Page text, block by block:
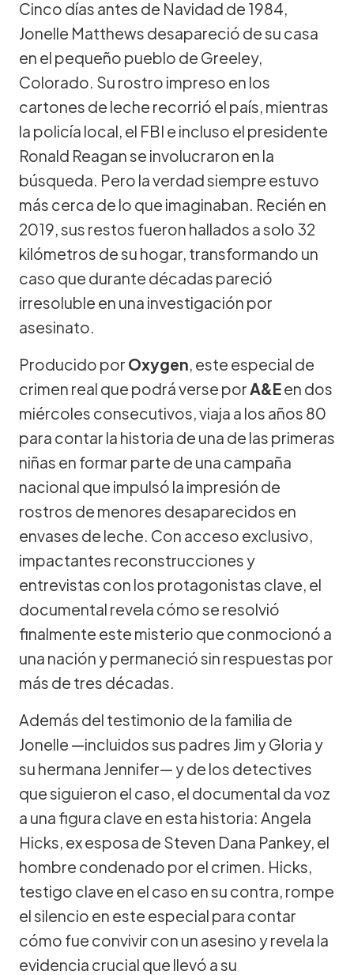
Cinco días antes de Navidad de 1984,
Jonelle Matthews desapareció de su casa
en el pequeño pueblo de Greeley,
Colorado. Su rostro impreso en los
cartones de leche recorrió el país, mientras
la policía local, el FBI e incluso el presidente
Ronald Reagan se involucraron en la
búsqueda. Pero la verdad siempre estuvo
más cerca de lo que imaginaban. Recién en
2019, sus restos fueron hallados a solo 32
kilómetros de su hogar, transformando un
caso que durante décadas pareció
irresoluble en una investigación por
asesinato.
Producido por Oxygen, este especial de
crimen real que podrá verse por A&Een dos
miércoles consecutivos, viaja a los años 80
para contar la historia de una de las primeras
niñas en formar parte de una campaña
nacional que impulsó la impresión de
rostros de menores desaparecidos en
envases de leche. Con acceso exclusivo,
impactantes reconstrucciones y
entrevistas con los protagonistas clave, el
documental revela cómo se resolvió
finalmente este misterio que conmocionó a
una nación y permaneció sin respuestas por
más de tres décadas.
Además del testimonio de la familia de
Jonelle —incluidos sus padres Jim y Gloria y
su hermana Jennifer— y de los detectives
que siguieron el caso, el documental da voz
a una figura clave en esta historia: Angela
Hicks, ex esposa de Steven Dana Pankey, el
hombre condenado por el crimen. Hicks,
testigo clave en el caso en su contra, rompe
el silencio en este especial para contar
cómo fue convivir con un asesino y revela la
evidencia crucial que llevó a su